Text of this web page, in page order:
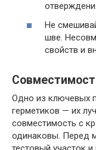
Не
шве.
свойств и
Одно из ключевых
герметиков — их
совместимость с
одинаковы. Перед